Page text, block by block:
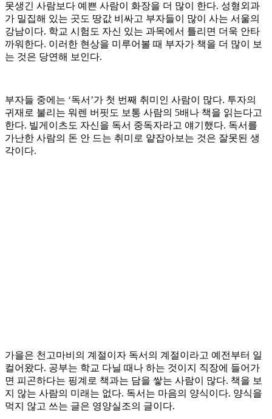
못생긴 사람보다 예쁜 사람이 화장을 더 많이 한다. 성형외과
가 밀집해 있는 곳도 땅값 비싸고 부자들이 많이 사는 서울의
강남이다. 학교 시험도 자신 있는 과목에서 틀리면 더욱 안타
까워한다. 이러한 현상을 미루어볼 때 부자가 책을 더 많이 보
는 것은 당연해 보인다.
부자들 중에는 ‘독서’가 첫 번째 취미인 사람이 많다. 투자의
귀재로 불리는 워렌 버핏도 보통 사람의 5배나 책을 읽는다고
한다. 빌게이츠도 자신을 독서 중독자라고 얘기했다. 독서를
가난한 사람의 돈 안 드는 취미로 얕잡아보는 것은 잘못된 생
각이다.
가을은 천고마비의 계절이자 독서의 계절이라고 예전부터 일
컬어왔다. 공부는 학교 다닐 때나 하는 것이지 직장에 들어가
면 피곤하다는 핑계로 책과는 담을 쌓는 사람이 많다. 책을 보
지 않는 사람의 미래는 없다. 독서는 마음의 양식이다. 양식을
먹지 않고 쓰는 글은 영양실조의 글이다.